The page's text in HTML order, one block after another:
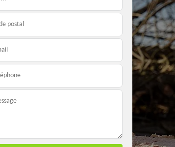
arbre 56
Jardinier taille de haie
56